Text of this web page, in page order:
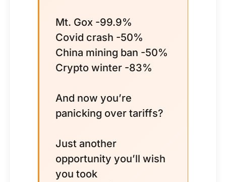
Mt. Gox -99.9%
Covid crash -50%
China mining ban -50%
Crypto winter -83%
And now you’re
panicking over tariffs?
Just another
opportunity you’ll wish
you took